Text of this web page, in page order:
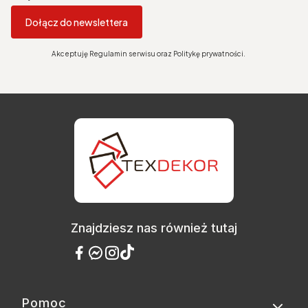
Dołącz do newslettera
Akceptuję Regulamin serwisu oraz Politykę prywatności.
Znajdziesz nas również tutaj
Pomoc